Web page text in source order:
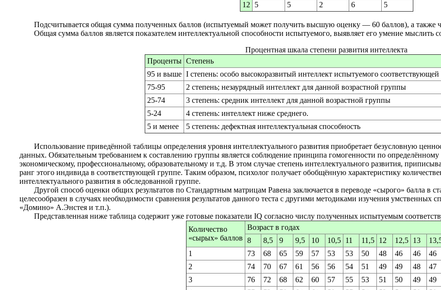
12
5 5 2 6 5
Подсчитывается общая сумма полученных баллов (испытуемый может получить высшую оценку — 60 баллов), а также
Общая сумма баллов является показателем интеллектуальной способности испытуемого, выявляет его умение
Процентная шкала степени развития интеллекта
Проценты Степень
95 и выше I степень: особо высокоразвитый интеллект испытуемого
75-95
2 степень; незаурядный интеллект для данной возрастной группы
25-74
3 степень: средник интеллект для данной возрастной группы
5-24
4 степень: интеллект ниже среднего.
5 и менее
5 степень: дефектная интеллектуальная способность
Использование приведённой таблицы определения уровня интеллектуального развития приобретает безусловную
данных. Обязательным требованием к составлению группы является соблюдение принципа гомогенности по
экономическому, профессиональному, образовательному и т.д. В этом случае степень интеллектуального развития,
ранг этого индивида в соответствующей группе. Таким образом, психолог получает обобщённую характеристику
интеллектуального развития в обследованной группе.
Другой способ оценки общих результатов по Стандартным матрицам Равена заключается в переводе «сырого» балла в
целесообразен в случаях необходимости сравнения результатов данного теста с другими методиками изучения умственных
«Домино» А.Энстея и т.п.).
Представленная ниже таблица содержит уже готовые показатели IQ согласно числу полученных испытуемым
Количество
«сырых» баллов
Возраст в годах
8
8,5 9 9,5 10 10,5 11 11,5 12 12,5 13
1
73 68 65 59 57 53 53 50 48 46 46 46
2
74 70 67 61 56 56 54 51 49 49 48 47
3
76 72 68 62 60 57 55 53 51 50 49 49